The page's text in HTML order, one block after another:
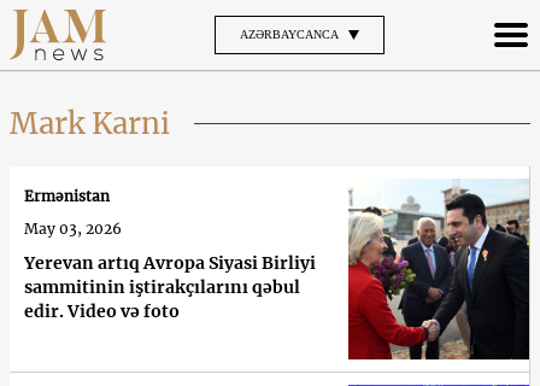
AZƏRBAYCANCA
Mark Karni
Yerevan artıq Avropa Siyasi Birliyi
sammitinin iştirakçılarını qəbul
edir. Video və foto
Ermənistan
May 03, 2026